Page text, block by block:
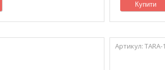
Купити
TARA-